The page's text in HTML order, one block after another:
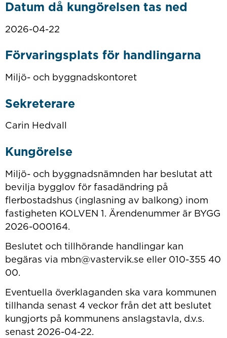
Datum då kungörelsen tas ned
2026-04-22
Förvaringsplats för handlingarna
Miljö- och byggnadskontoret
Sekreterare
Carin Hedvall
Kungörelse
Miljö- och byggnadsnämnden har beslutat att
bevilja bygglov för fasadändring på
flerbostadshus (inglasning av balkong) inom
fastigheten KOLVEN 1. Ärendenummer är BYGG
2026-000164.
Beslutet och tillhörande handlingar kan
begäras via mbn@vastervik.se eller 010-355 40
00.
Eventuella överklaganden ska vara kommunen
tillhanda senast 4 veckor från det att beslutet
kungjorts på kommunens anslagstavla, d.v.s.
senast 2026-04-22.